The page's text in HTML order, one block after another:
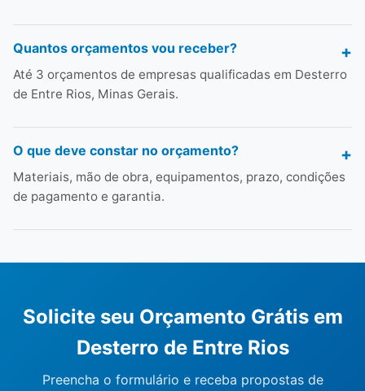
Quantos orçamentos vou receber?
Até 3 orçamentos de empresas qualificadas em Desterro
de Entre Rios, Minas Gerais.
O que deve constar no orçamento?
Materiais, mão de obra, equipamentos, prazo, condições
de pagamento e garantia.
Solicite seu Orçamento Grátis em
Desterro de Entre Rios
Preencha o formulário e receba propostas de